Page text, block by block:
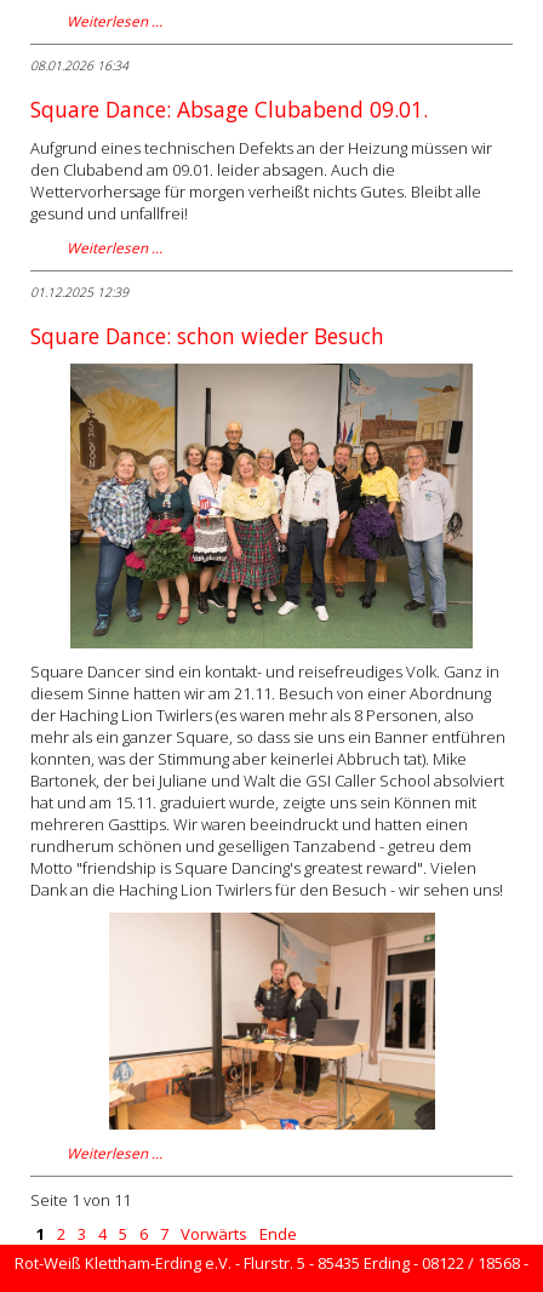
Weiterlesen …
08.01.2026 16:34
Square Dance: Absage Clubabend 09.01.
Aufgrund eines technischen Defekts an der Heizung müssen wir
den Clubabend am 09.01. leider absagen. Auch die
Wettervorhersage für morgen verheißt nichts Gutes. Bleibt alle
gesund und unfallfrei!
Weiterlesen …
01.12.2025 12:39
Square Dance: schon wieder Besuch
Square Dancer sind ein kontakt- und reisefreudiges Volk. Ganz in
diesem Sinne hatten wir am 21.11. Besuch von einer Abordnung
der Haching Lion Twirlers (es waren mehr als 8 Personen, also
mehr als ein ganzer Square, so dass sie uns ein Banner entführen
konnten, was der Stimmung aber keinerlei Abbruch tat). Mike
Bartonek, der bei Juliane und Walt die GSI Caller School absolviert
hat und am 15.11. graduiert wurde, zeigte uns sein Können mit
mehreren Gasttips. Wir waren beeindruckt und hatten einen
rundherum schönen und geselligen Tanzabend - getreu dem
Motto "friendship is Square Dancing's greatest reward". Vielen
Dank an die Haching Lion Twirlers für den Besuch - wir sehen uns!
Weiterlesen …
Seite 1 von 11
1
2 3 4 5 6 7 Vorwärts
Ende
Rot-Weiß Klettham-Erding e.V. - Flurstr. 5 - 85435 Erding - 08122 / 18568 -